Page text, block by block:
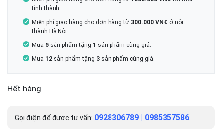
tỉnh thành.
Miễn phí giao hàng cho đơn hàng từ 300.000 VNĐ ở nội
thành Hà Nội.
Mua 5 sản phẩm tặng 1 sản phẩm cùng giá.
Mua 12 sản phẩm tặng 3 sản phẩm cùng giá.
Hết hàng
Gọi điện để được tư vấn: 0928306789 | 0985357586